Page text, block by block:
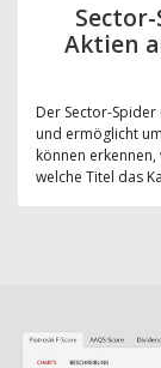
Aktien
Der Sector-
und ermöglicht
können
welche Titel das